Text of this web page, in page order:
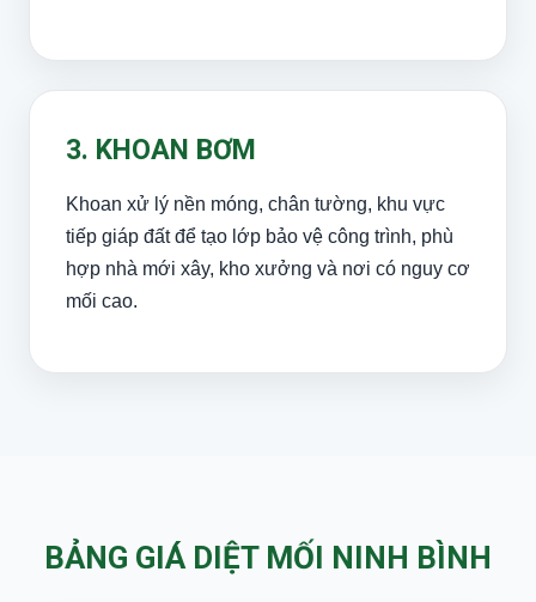
3. KHOAN BƠM
Khoan xử lý nền móng, chân tường, khu vực
tiếp giáp đất để tạo lớp bảo vệ công trình, phù
hợp nhà mới xây, kho xưởng và nơi có nguy cơ
mối cao.
BẢNG GIÁ DIỆT MỐI NINH BÌNH